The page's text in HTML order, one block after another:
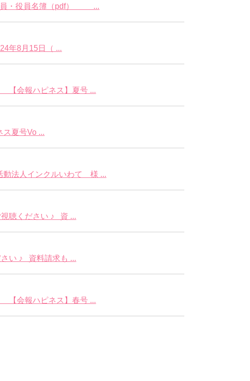
員・役員名簿（pdf） ...
年8月15日（ ...
【会報ハピネス】夏号 ...
夏号Vo ...
動法人インクルいわて 様 ...
聴ください ♪ 資 ...
い ♪ 資料請求も ...
【会報ハピネス】春号 ...